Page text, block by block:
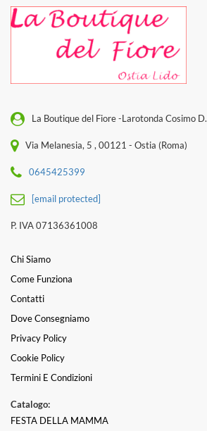
La Boutique del Fiore -Larotonda Cosimo D.
Via Melanesia, 5 , 00121 - Ostia (Roma)
0645425399
[email protected]
P. IVA 07136361008
Chi Siamo
Come Funziona
Contatti
Dove Consegniamo
Privacy Policy
Cookie Policy
Termini E Condizioni
Catalogo:
FESTA DELLA MAMMA